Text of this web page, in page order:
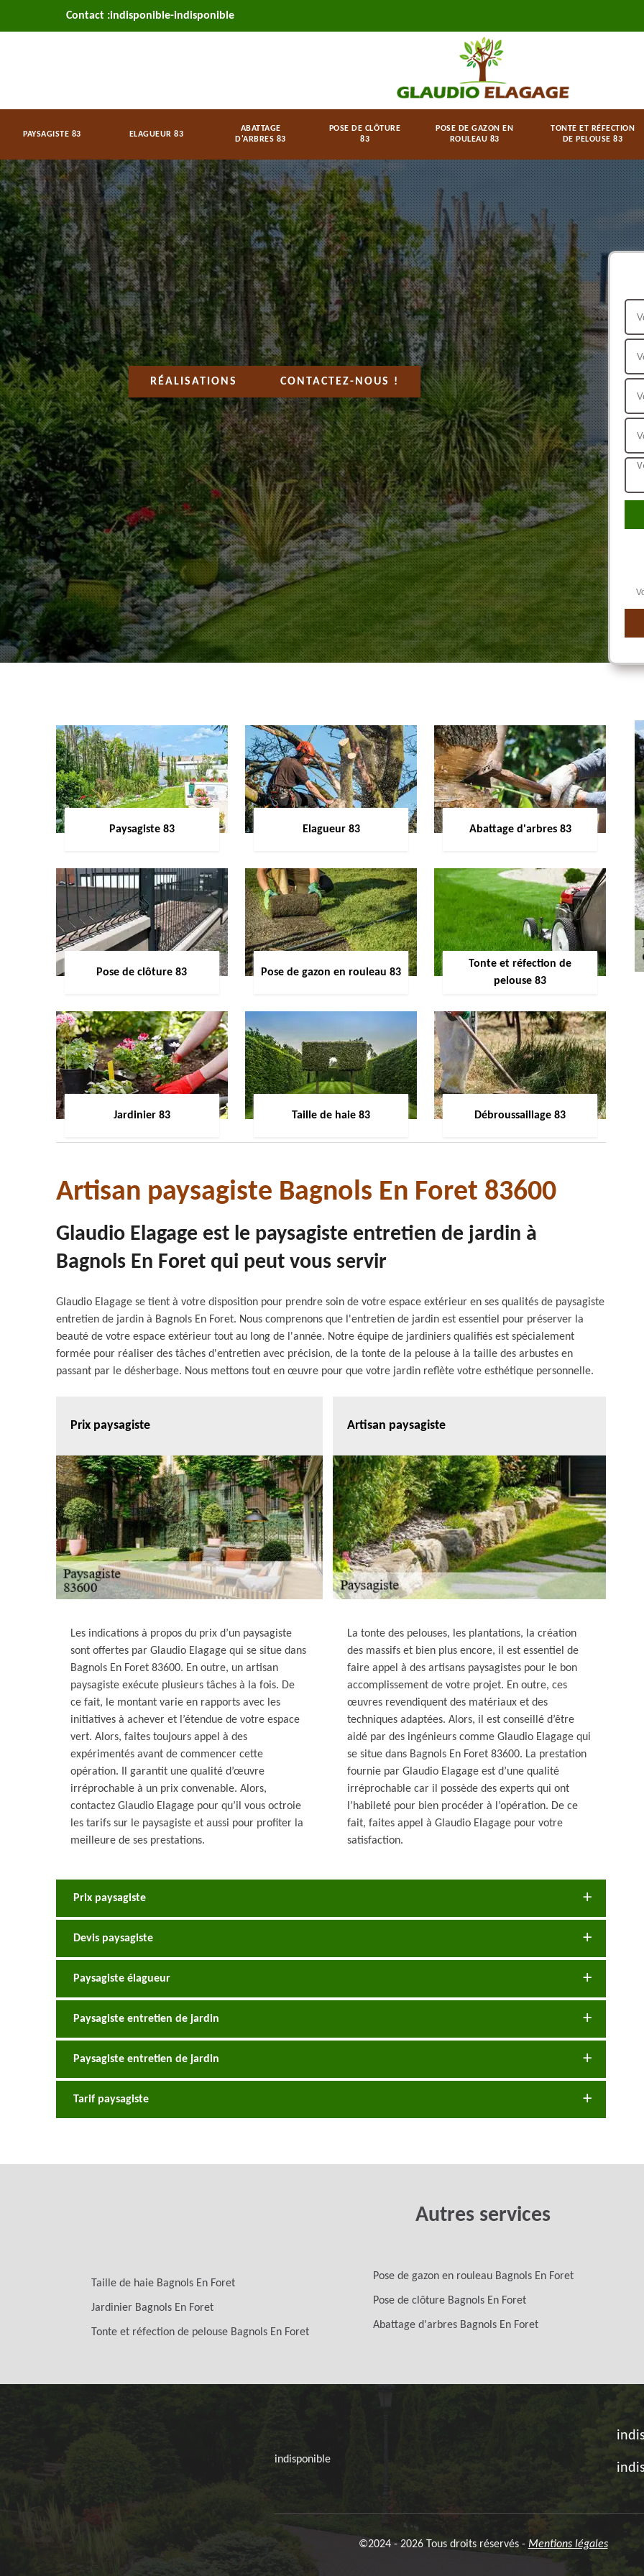
Contact :indisponible-indisponible
PAYSAGISTE 83 ELAGUEUR 83
ABATTAGE
D'ARBRES 83
POSE DE CLÔTURE
83
POSE DE GAZON EN
ROULEAU 83
TONTE ET RÉFECTION
DE PELOUSE 83
RÉALISATIONS CONTACTEZ-NOUS !
Paysagiste 83 Elagueur 83 Abattage d'arbres 83
Pose de clôture 83 Pose de gazon en rouleau 83
Tonte et réfection de
pelouse 83
Jardinier 83 Taille de haie 83 Débroussaillage 83
Artisan paysagiste Bagnols En Foret 83600
Glaudio Elagage est le paysagiste entretien de jardin à
Bagnols En Foret qui peut vous servir
Glaudio Elagage se tient à votre disposition pour prendre soin de votre espace extérieur en ses qualités de paysagiste
entretien de jardin à Bagnols En Foret. Nous comprenons que l'entretien de jardin est essentiel pour préserver la
beauté de votre espace extérieur tout au long de l'année. Notre équipe de jardiniers qualifiés est spécialement
formée pour réaliser des tâches d'entretien avec précision, de la tonte de la pelouse à la taille des arbustes en
passant par le désherbage. Nous mettons tout en œuvre pour que votre jardin reflète votre esthétique personnelle.
Prix paysagiste
Les indications à propos du prix d’un paysagiste
sont offertes par Glaudio Elagage qui se situe dans
Bagnols En Foret 83600. En outre, un artisan
paysagiste exécute plusieurs tâches à la fois. De
ce fait, le montant varie en rapports avec les
initiatives à achever et l’étendue de votre espace
vert. Alors, faites toujours appel à des
expérimentés avant de commencer cette
opération. Il garantit une qualité d’œuvre
irréprochable à un prix convenable. Alors,
contactez Glaudio Elagage pour qu’il vous octroie
les tarifs sur le paysagiste et aussi pour profiter la
meilleure de ses prestations.
Artisan paysagiste
La tonte des pelouses, les plantations, la création
des massifs et bien plus encore, il est essentiel de
faire appel à des artisans paysagistes pour le bon
accomplissement de votre projet. En outre, ces
œuvres revendiquent des matériaux et des
techniques adaptées. Alors, il est conseillé d’être
aidé par des ingénieurs comme Glaudio Elagage qui
se situe dans Bagnols En Foret 83600. La prestation
fournie par Glaudio Elagage est d’une qualité
irréprochable car il possède des experts qui ont
l’habileté pour bien procéder à l’opération. De ce
fait, faites appel à Glaudio Elagage pour votre
satisfaction.
Prix paysagiste
Devis paysagiste
Paysagiste élagueur
Paysagiste entretien de jardin
Paysagiste entretien de jardin
Tarif paysagiste
Autres services
Taille de haie Bagnols En Foret
Jardinier Bagnols En Foret
Tonte et réfection de pelouse Bagnols En Foret
Pose de gazon en rouleau Bagnols En Foret
Pose de clôture Bagnols En Foret
Abattage d'arbres Bagnols En Foret
indisponible
©2024 - 2026 Tous droits réservés - Mentions légales